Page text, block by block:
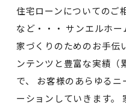
住宅ローンについてのご
など・・・ サンエルホ
家づくりのためのお手伝
ンテンツと豊富な実績（
で、 お客様のあらゆる
ーションしていきます。